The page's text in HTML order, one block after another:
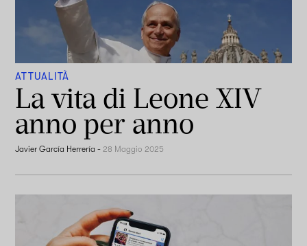
ATTUALITÀ
La vita di Leone XIV
anno per anno
Javier García Herrería -28 Maggio 2025